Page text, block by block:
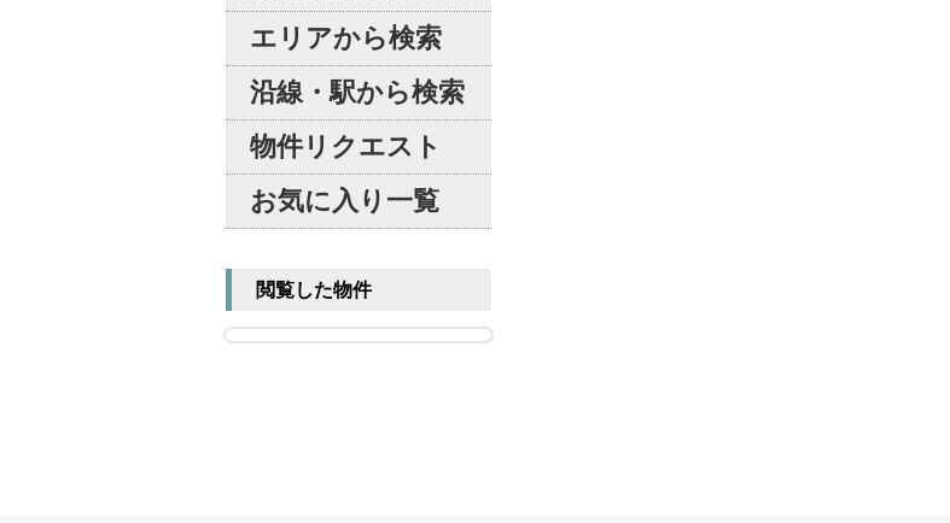
エリアから検索
沿線・駅から検索
物件リクエスト
お気に入り一覧
閲覧した物件